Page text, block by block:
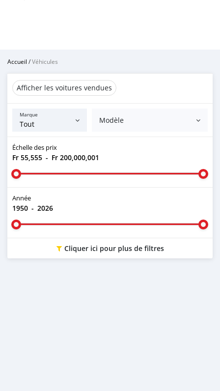
Accueil /Véhicules
Afficher les voitures vendues
Marque
Modèle
Échelle des prix
Fr 55,555 - Fr 200,000,001
Année
1950 - 2026
Cliquer ici pour plus de filtres